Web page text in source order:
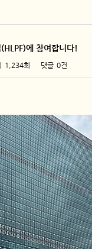
에 참여합니다!
1,234회 댓글 0건